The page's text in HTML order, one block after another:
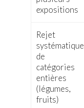
expositions
Rejet
systématique
de
catégories
entières
(légumes,
fruits)